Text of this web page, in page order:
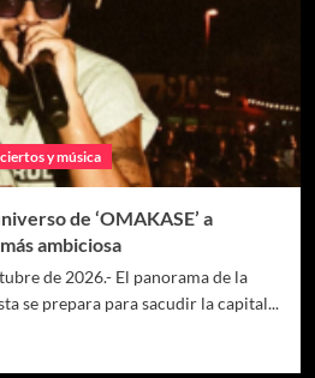
y música
de ‘OMAKASE’ a
ambiciosa
de 2026.- El panorama de la
se prepara para sacudir la capital...